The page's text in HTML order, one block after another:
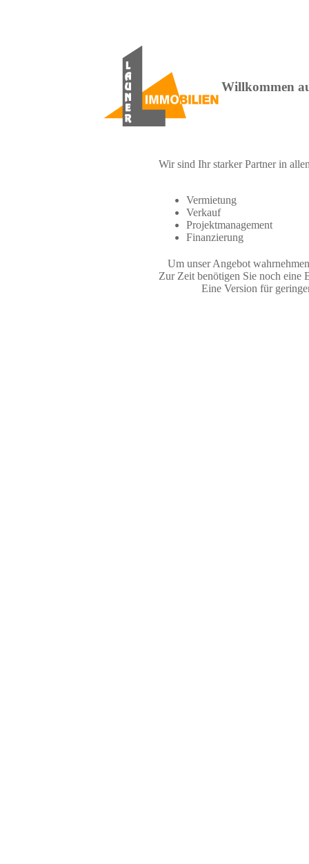
Willkommen
Wir sind Ihr starker Partner in
Vermietung
Verkauf
Projektmanagement
Finanzierung
Um unser Angebot
Zur Zeit benötigen Sie noch eine
Eine Version für